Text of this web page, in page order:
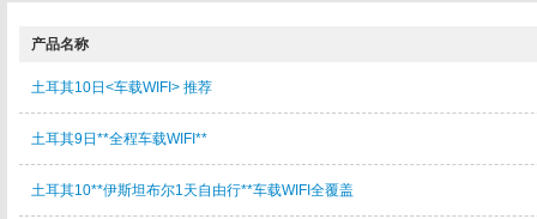
产品名称
土耳其10日<车载WIFI> 推荐
土耳其9日**全程车载WIFI**
土耳其10**伊斯坦布尔1天自由行**车载WIFI全覆盖